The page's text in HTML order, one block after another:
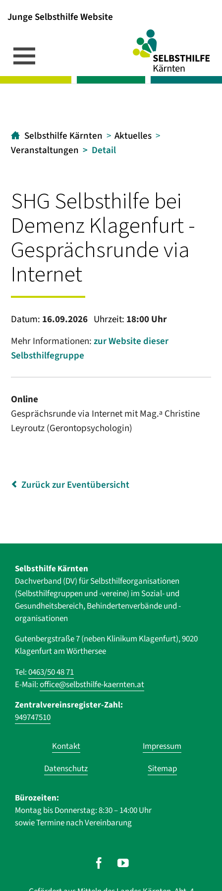
Junge Selbsthilfe Website
[1]
[2]
[3]
Selbsthilfe Kärnten
Aktuelles
Veranstaltungen
Detail
SHG Selbsthilfe bei
Demenz Klagenfurt -
Gesprächsrunde via
Internet
Datum: 16.09.2026 Uhrzeit: 18:00 Uhr
Mehr Informationen:zur Website dieser
Selbsthilfegruppe
Online
Gesprächsrunde via Internet mit Mag.a Christine
Leyroutz (Gerontopsychologin)
Zurück zur Eventübersicht
Selbsthilfe Kärnten
Dachverband (DV) für Selbsthilfe­organisationen
(Selbsthilfegruppen und -vereine) im Sozial- und
Gesundheits­bereich, ­Behindertenverbände und ­-
organisationen
Gutenbergstraße 7 (neben Klinikum Klagenfurt), 9020
Klagenfurt am Wörthersee
Tel:0463/50 48 71
E-Mail:office@selbsthilfe-kaernten.at
Zentralvereinsregister-Zahl:
949747510
Navigation
überspringen
Kontakt
Impressum
Datenschutz
Sitemap
Bürozeiten:
Montag bis Donnerstag: 8:30 – 14:00 Uhr
sowie Termine nach Vereinbarung